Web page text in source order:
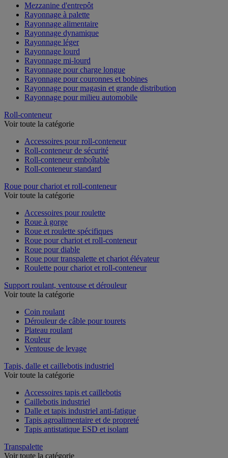
Mezzanine d'entrepôt
Rayonnage à palette
Rayonnage alimentaire
Rayonnage dynamique
Rayonnage léger
Rayonnage lourd
Rayonnage mi-lourd
Rayonnage pour charge longue
Rayonnage pour couronnes et bobines
Rayonnage pour magasin et grande distribution
Rayonnage pour milieu automobile
Roll-conteneur
Voir toute la catégorie
Accessoires pour roll-conteneur
Roll-conteneur de sécurité
Roll-conteneur emboîtable
Roll-conteneur standard
Roue pour chariot et roll-conteneur
Voir toute la catégorie
Accessoires pour roulette
Roue à gorge
Roue et roulette spécifiques
Roue pour chariot et roll-conteneur
Roue pour diable
Roue pour transpalette et chariot élévateur
Roulette pour chariot et roll-conteneur
Support roulant, ventouse et dérouleur
Voir toute la catégorie
Coin roulant
Dérouleur de câble pour tourets
Plateau roulant
Rouleur
Ventouse de levage
Tapis, dalle et caillebotis industriel
Voir toute la catégorie
Accessoires tapis et caillebotis
Caillebotis industriel
Dalle et tapis industriel anti-fatigue
Tapis agroalimentaire et de propreté
Tapis antistatique ESD et isolant
Transpalette
Voir toute la catégorie